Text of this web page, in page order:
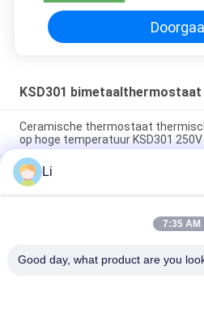
KSD301 bimetaalthermostaat
Ceramische thermostaat
op hoge temperatuur KSD301 250V
De bimetaalthermostaten van de
lage temperatuur beperkten
13C
Onverwachte Actietype KSD301
Li
7:35 AM
Good day, what product are you